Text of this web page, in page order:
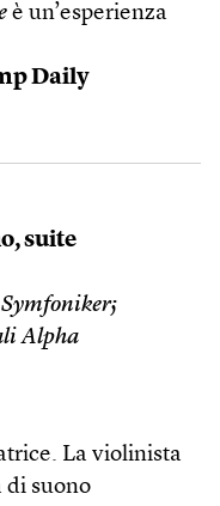
è un’esperienza
Daily
suite
Alpha
La violinista
di suono